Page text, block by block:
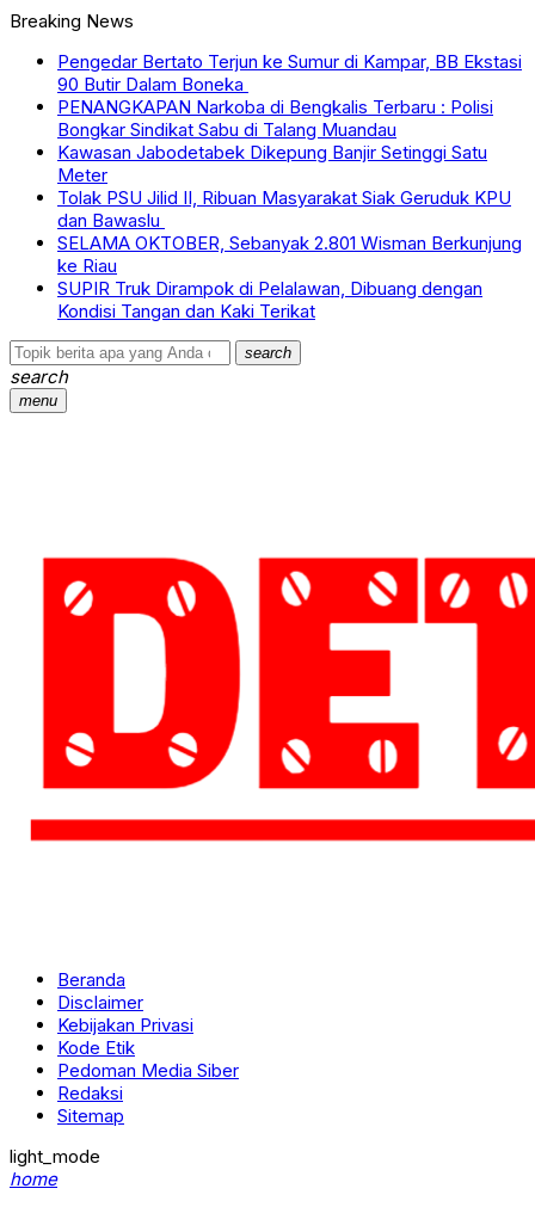
Breaking News
Pengedar Bertato Terjun ke Sumur di Kampar, BB Ekstasi
90 Butir Dalam Boneka
PENANGKAPAN Narkoba di Bengkalis Terbaru : Polisi
Bongkar Sindikat Sabu di Talang Muandau
Kawasan Jabodetabek Dikepung Banjir Setinggi Satu
Meter
Tolak PSU Jilid II, Ribuan Masyarakat Siak Geruduk KPU
dan Bawaslu
SELAMA OKTOBER, Sebanyak 2.801 Wisman Berkunjung
ke Riau
SUPIR Truk Dirampok di Pelalawan, Dibuang dengan
Kondisi Tangan dan Kaki Terikat
search
search
menu
Beranda
Disclaimer
Kebijakan Privasi
Kode Etik
Pedoman Media Siber
Redaksi
Sitemap
light_mode
home